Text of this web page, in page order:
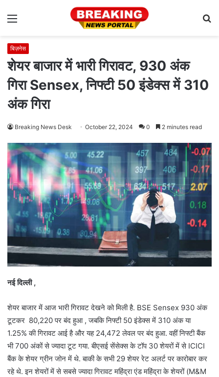
Menu
बिज़नेस
शेयर बाजार में भारी गिरावट, 930 अंक
गिरा Sensex, निफ्टी 50 इंडेक्‍स में 310
अंक गिरा
Breaking News Desk October 22, 2024 0 2 minutes read
नई दिल्‍ली ,
शेयर बाजार में आज भारी गिरावट देखने को मिली है. BSE Sensex 930 अंक
टूटकर 80,220 पर बंद हुआ , जबकि निफ्टी 50 इंडेक्‍स में 310 अंक या
1.25% की गिरावट आई है और यह 24,472 लेवल पर बंद हुआ. वहीं निफ्टी बैंक
भी 700 अंकों से ज्‍यादा टूट गया. बीएसई सेंसेक्‍स के टॉप 30 शेयरों में से ICICI
बैंक के शेयर ग्रीन जोन में थे. बाकी के सभी 29 शेयर रेट अलर्ट पर कारोबार कर
रहे थे. इन शेयरों में से सबसे ज्‍यादा गिरावट महिंद्रा एंड महिंद्रा के शेयरों (M&M